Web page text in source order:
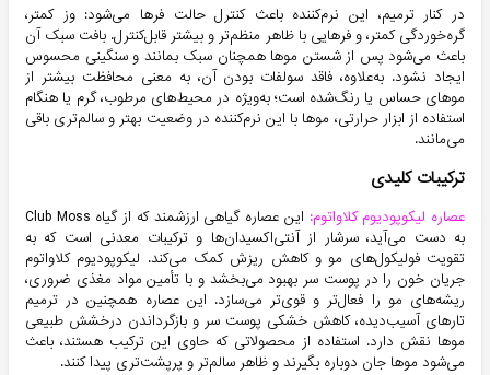
در کنار ترمیم، این نرم‌کننده باعث کنترل حالت فرها می‌شود: وز کمتر،
گره‌خوردگی کمتر، و فرهایی با ظاهر منظم‌تر و بیشتر قابل‌کنترل. بافت سبک آن
باعث می‌شود پس از شستن موها همچنان سبک بمانند و سنگینی محسوس
ایجاد نشود. به‌علاوه، فاقد سولفات بودن آن، به معنی محافظت بیشتر از
موهای حساس یا رنگ‌شده است؛ به‌ویژه در محیط‌های مرطوب، گرم یا هنگام
استفاده از ابزار حرارتی، موها با این نرم‌کننده در وضعیت بهتر و سالم‌تری باقی
می‌مانند.
ترکیبات کلیدی
عصاره لیکوپودیوم کلاواتوم:
این عصاره گیاهی ارزشمند که از گیاه Club Moss
به دست می‌آید، سرشار از آنتی‌اکسیدان‌ها و ترکیبات معدنی است که به
تقویت فولیکول‌های مو و کاهش ریزش کمک می‌کند. لیکوپودیوم کلاواتوم
جریان خون را در پوست سر بهبود می‌بخشد و با تأمین مواد مغذی ضروری،
ریشه‌های مو را فعال‌تر و قوی‌تر می‌سازد. این عصاره همچنین در ترمیم
تارهای آسیب‌دیده، کاهش خشکی پوست سر و بازگرداندن درخشش طبیعی
موها نقش دارد. استفاده از محصولاتی که حاوی این ترکیب هستند، باعث
می‌شود موها جان دوباره بگیرند و ظاهر سالم‌تر و پرپشت‌تری پیدا کنند.